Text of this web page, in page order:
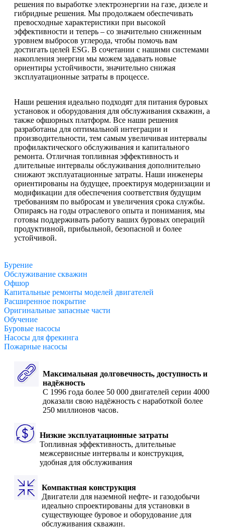
решения по выработке электроэнергии на газе, дизеле и
гибридные решения. Мы продолжаем обеспечивать
превосходные характеристики при высокой
эффективности и теперь – со значительно сниженным
уровнем выбросов углерода, чтобы помочь вам
достигать целей ESG. В сочетании с нашими системами
накопления энергии мы можем задавать новые
ориентиры устойчивости, значительно снижая
эксплуатационные затраты в процессе.
Наши решения идеально подходят для питания буровых
установок и оборудования для обслуживания скважин, а
также офшорных платформ. Все наши решения
разработаны для оптимальной интеграции и
производительности, тем самым увеличивая интервалы
профилактического обслуживания и капитального
ремонта. Отличная топливная эффективность и
длительные интервалы обслуживания дополнительно
снижают эксплуатационные затраты. Наши инженеры
ориентированы на будущее, проектируя модернизации и
модификации для обеспечения соответствия будущим
требованиям по выбросам и увеличения срока службы.
Опираясь на годы отраслевого опыта и понимания, мы
готовы поддерживать работу ваших буровых операций
продуктивной, прибыльной, безопасной и более
устойчивой.
Бурение
Обслуживание скважин
Офшор
Капитальные ремонты моделей двигателей
Расширенное покрытие
Оригинальные запасные части
Обучение
Буровые насосы
Насосы для фрекинга
Пожарные насосы
Максимальная долговечность, доступность и
надёжность
С 1996 года более 50 000 двигателей серии 4000
доказали свою надёжность с наработкой более
250 миллионов часов.
Низкие эксплуатационные затраты
Топливная эффективность, длительные
межсервисные интервалы и конструкция,
удобная для обслуживания
Компактная конструкция
Двигатели для наземной нефте- и газодобычи
идеально спроектированы для установки в
существующее буровое и оборудование для
обслуживания скважин.